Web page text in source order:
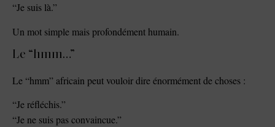
“Je suis là.”
Un mot simple mais profondément humain.
Le “hmm…”
Le “hmm” africain peut vouloir dire énormément de choses :
“Je réfléchis.”
“Je ne suis pas convaincue.”